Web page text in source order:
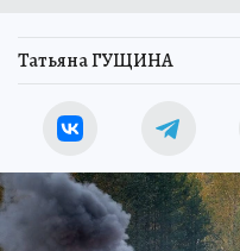
Татьяна ГУЩИНА